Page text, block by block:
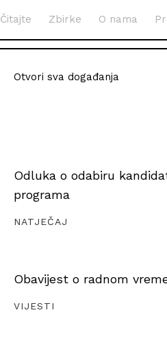
Čitajte Zbirke O nama
Otvori sva događanja
Odluka o odabiru
programa
NATJEČAJ
Obavijest o radnom
VIJESTI